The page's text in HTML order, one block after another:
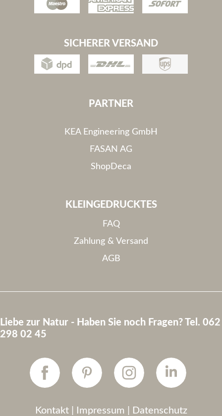
SICHERER VERSAND
PARTNER
KEA Engineering GmbH
FASAN AG
ShopDeca
KLEINGEDRUCKTES
FAQ
Zahlung & Versand
AGB
Liebe zur Natur - Haben Sie noch Fragen? Tel. 062
298 02 45
Kontakt| Impressum Datenschutz